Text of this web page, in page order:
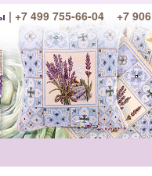
| +7 499 755-66-04 +7 906